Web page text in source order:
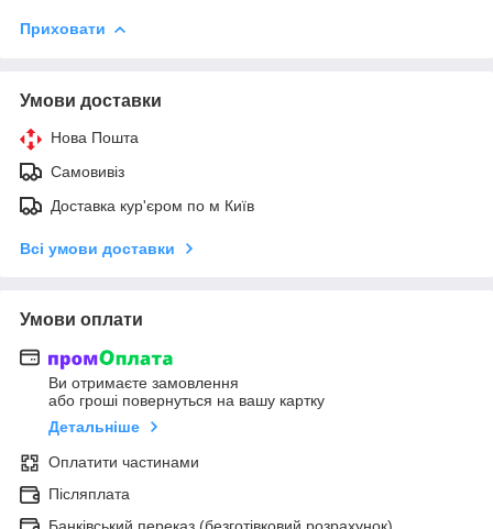
Приховати
Умови доставки
Нова Пошта
Самовивіз
Доставка кур'єром по м Київ
Всі умови доставки
Умови оплати
Ви отримаєте замовлення
або гроші повернуться на вашу картку
Детальніше
Оплатити частинами
Післяплата